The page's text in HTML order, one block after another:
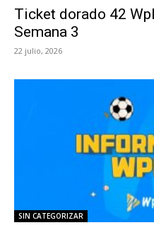
Ticket dorado 42
Semana 3
22 julio, 2026
SIN CATEGORIZAR